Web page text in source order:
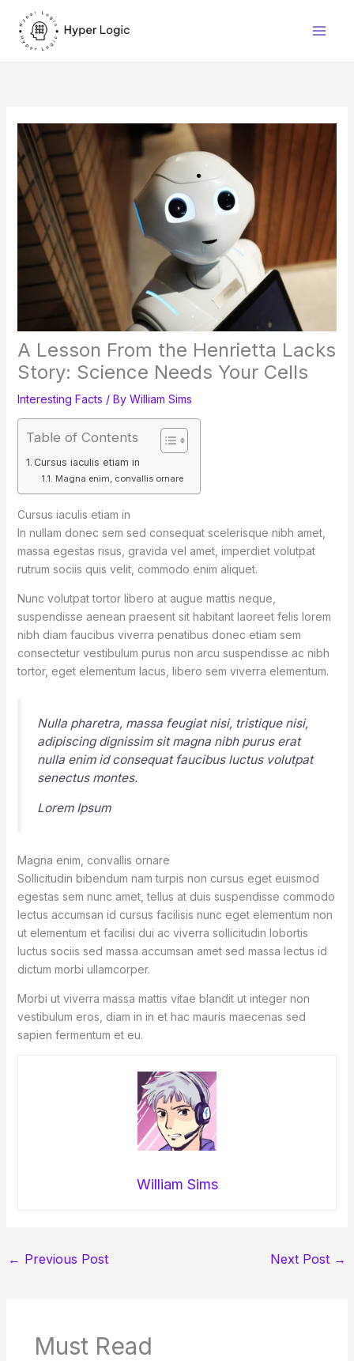
content
A Lesson From the Henrietta Lacks
Story: Science Needs Your Cells
Interesting Facts / By William Sims
Table of Contents
Cursus iaculis etiam in
Magna enim, convallis ornare
Cursus iaculis etiam in
In nullam donec sem sed consequat scelerisque nibh amet,
massa egestas risus, gravida vel amet, imperdiet volutpat
rutrum sociis quis velit, commodo enim aliquet.
Nunc volutpat tortor libero at augue mattis neque,
suspendisse aenean praesent sit habitant laoreet felis lorem
nibh diam faucibus viverra penatibus donec etiam sem
consectetur vestibulum purus non arcu suspendisse ac nibh
tortor, eget elementum lacus, libero sem viverra elementum.
Nulla pharetra, massa feugiat nisi, tristique nisi,
adipiscing dignissim sit magna nibh purus erat
nulla enim id consequat faucibus luctus volutpat
senectus montes.
Lorem Ipsum
Magna enim, convallis ornare
Sollicitudin bibendum nam turpis non cursus eget euismod
egestas sem nunc amet, tellus at duis suspendisse commodo
lectus accumsan id cursus facilisis nunc eget elementum non
ut elementum et facilisi dui ac viverra sollicitudin lobortis
luctus sociis sed massa accumsan amet sed massa lectus id
dictum morbi ullamcorper.
Morbi ut viverra massa mattis vitae blandit ut integer non
vestibulum eros, diam in in et hac mauris maecenas sed
sapien fermentum et eu.
William Sims
← Previous Post Next Post →
Must Read